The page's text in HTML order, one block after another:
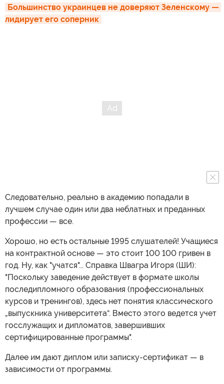
Большинство украинцев не доверяют Зеленскому —
лидирует его соперник
Следовательно, реально в академию попадали в
лучшем случае один или два неблатных и преданных
профессии — все.
Хорошо, но есть остальные 1995 слушателей! Учащиеся
на контрактной основе — это стоит 100 100 гривен в
год. Ну, как "учатся"... Справка Швагра Игоря (ШИ):
"Поскольку заведение действует в формате школы
последипломного образования (профессиональных
курсов и тренингов), здесь нет понятия классического
„выпускника университета“. Вместо этого ведется учет
госслужащих и дипломатов, завершивших
сертифицированные программы".
Далее им дают диплом или записку-сертификат — в
зависимости от программы.